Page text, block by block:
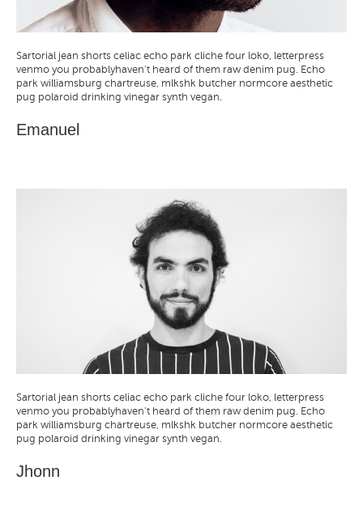
Sartorial jean shorts celiac echo park cliche four loko, letterpress
venmo you probablyhaven't heard of them raw denim pug. Echo
park williamsburg chartreuse, mlkshk butcher normcore aesthetic
pug polaroid drinking vinegar synth vegan.
Emanuel
Sartorial jean shorts celiac echo park cliche four loko, letterpress
venmo you probablyhaven't heard of them raw denim pug. Echo
park williamsburg chartreuse, mlkshk butcher normcore aesthetic
pug polaroid drinking vinegar synth vegan.
Jhonn